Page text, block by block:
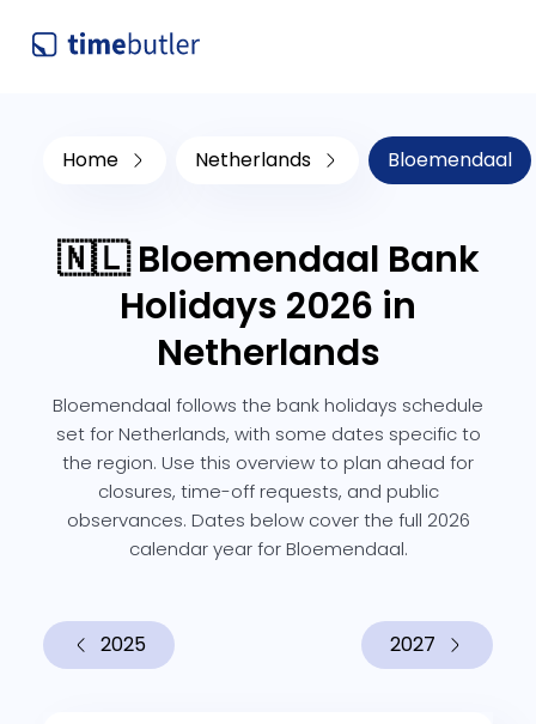
Home Netherlands Bloemendaal
🇳🇱 Bloemendaal Bank
Holidays 2026 in
Netherlands
Bloemendaal follows the bank holidays schedule
set for Netherlands, with some dates specific to
the region. Use this overview to plan ahead for
closures, time-off requests, and public
observances. Dates below cover the full 2026
calendar year for Bloemendaal.
2025 2027